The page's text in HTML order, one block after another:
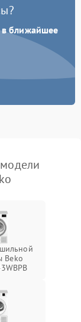
в ближайшее
Beko